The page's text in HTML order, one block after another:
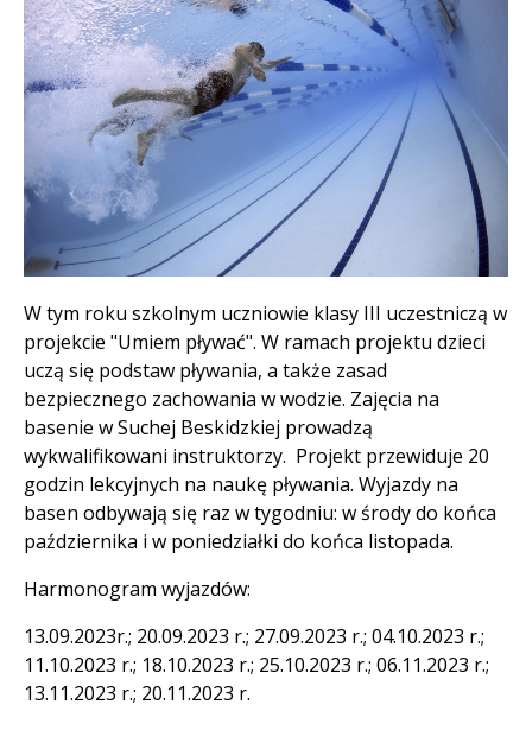
Treść
W tym roku szkolnym uczniowie klasy III uczestniczą w
projekcie "Umiem pływać". W ramach projektu dzieci
uczą się podstaw pływania, a także zasad
bezpiecznego zachowania w wodzie. Zajęcia na
basenie w Suchej Beskidzkiej prowadzą
wykwalifikowani instruktorzy. Projekt przewiduje 20
godzin lekcyjnych na naukę pływania. Wyjazdy na
basen odbywają się raz w tygodniu: w środy do końca
października i w poniedziałki do końca listopada.
Harmonogram wyjazdów:
13.09.2023r.; 20.09.2023 r.; 27.09.2023 r.; 04.10.2023 r.;
11.10.2023 r.; 18.10.2023 r.; 25.10.2023 r.; 06.11.2023 r.;
13.11.2023 r.; 20.11.2023 r.